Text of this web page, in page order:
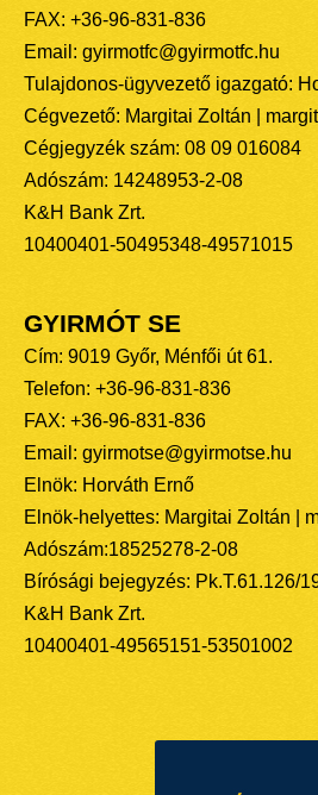
FAX: +36-96-831-836
Email: gyirmotfc@gyirmotfc.hu
Tulajdonos-ügyvezető igazgató:
Cégvezető: Margitai Zoltán |
Cégjegyzék szám: 08 09 016084
Adószám: 14248953-2-08
K&H Bank Zrt.
10400401-50495348-49571015
GYIRMÓT SE
Cím: 9019 Győr, Ménfői út 61.
Telefon: +36-96-831-836
FAX: +36-96-831-836
Email: gyirmotse@gyirmotse.hu
Elnök: Horváth Ernő
Elnök-helyettes: Margitai Zoltán |
Adószám:18525278-2-08
Bírósági bejegyzés: Pk.T.61.126/
K&H Bank Zrt.
10400401-49565151-53501002